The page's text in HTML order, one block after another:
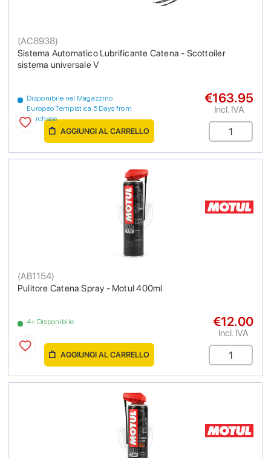
Sistema Automatico Lubrificante Catena - Scottoiler
sistema universale V
(AC8938)
Disponibile nel Magazzino
Europeo Tempistica 5 Days from
purchase
€163.95
Incl. IVA
AGGIUNGI AL CARRELLO
Pulitore Catena Spray - Motul 400ml
(AB1154)
4+ Disponibile €12.00
Incl. IVA
AGGIUNGI AL CARRELLO